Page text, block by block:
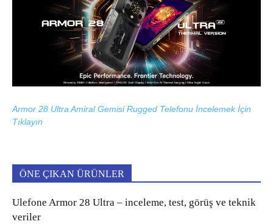
Armor 28 Ultra Amiral Gemisi Rugged Telefonu İncelemek İçin
Tıklayın
ÖNE ÇIKAN ÜRÜNLER
Ulefone Armor 28 Ultra – inceleme, test, görüş ve teknik
veriler